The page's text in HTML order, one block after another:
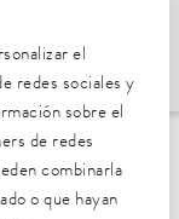
el
redes sociales y
sobre el
de redes
combinarla
o que hayan